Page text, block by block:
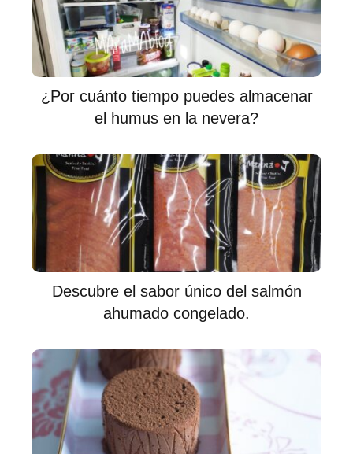
¿Por cuánto tiempo puedes almacenar
el humus en la nevera?
Descubre el sabor único del salmón
ahumado congelado.